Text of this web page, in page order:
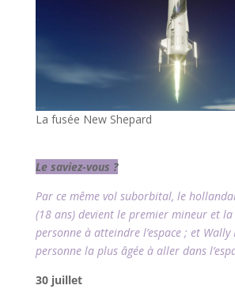
La fusée New Shepard
Le saviez-vous ?
Par ce même vol suborbital, le
(18 ans) devient le premier mineur et
personne à atteindre l’espace ; et Wally
personne la plus âgée à aller dans
30 juillet